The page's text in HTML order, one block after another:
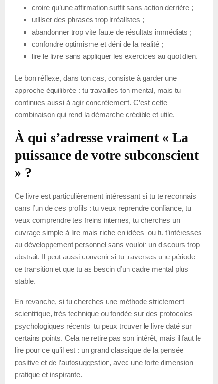
croire qu’une affirmation suffit sans action derrière ;
utiliser des phrases trop irréalistes ;
abandonner trop vite faute de résultats immédiats ;
confondre optimisme et déni de la réalité ;
lire le livre sans appliquer les exercices au quotidien.
Le bon réflexe, dans ton cas, consiste à garder une
approche équilibrée : tu travailles ton mental, mais tu
continues aussi à agir concrètement. C’est cette
combinaison qui rend la démarche crédible et utile.
À qui s’adresse vraiment « La
puissance de votre subconscient
» ?
Ce livre est particulièrement intéressant si tu te reconnais
dans l’un de ces profils : tu veux reprendre confiance, tu
veux comprendre tes freins internes, tu cherches un
ouvrage simple à lire mais riche en idées, ou tu t’intéresses
au développement personnel sans vouloir un discours trop
abstrait. Il peut aussi convenir si tu traverses une période
de transition et que tu as besoin d’un cadre mental plus
stable.
En revanche, si tu cherches une méthode strictement
scientifique, très technique ou fondée sur des protocoles
psychologiques récents, tu peux trouver le livre daté sur
certains points. Cela ne retire pas son intérêt, mais il faut le
lire pour ce qu’il est : un grand classique de la pensée
positive et de l’autosuggestion, avec une forte dimension
pratique et inspirante.